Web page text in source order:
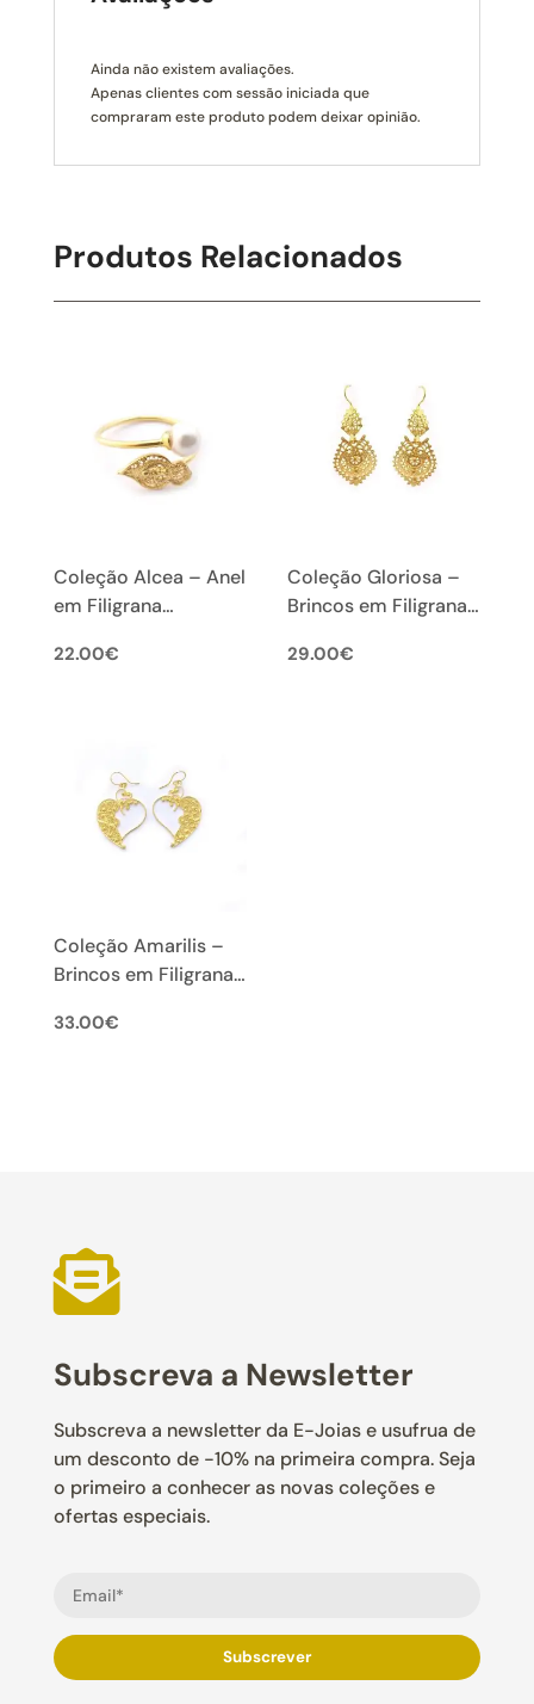
Ainda não existem avaliações.
Apenas clientes com sessão iniciada que
compraram este produto podem deixar opinião.
Produtos Relacionados
Coleção Alcea – Anel
em Filigrana
22.00€
Coleção Gloriosa –
Brincos em Filigrana
29.00€
Coleção Amarilis –
Brincos em Filigrana
33.00€

Subscreva a Newsletter
Subscreva a newsletter da E-Joias e usufrua de
um desconto de -10% na primeira compra. Seja
o primeiro a conhecer as novas coleções e
ofertas especiais.